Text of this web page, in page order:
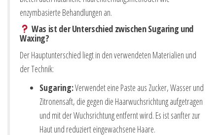
enzymbasierte Behandlungen an.
Was ist der Unterschied zwischen Sugaring und
Waxing?
Der Hauptunterschied liegt in den verwendeten Materialien und
der Technik:
Sugaring:Verwendet eine Paste aus Zucker, Wasser und
Zitronensaft, die gegen die Haarwuchsrichtung aufgetragen
und mit der Wuchsrichtung entfernt wird. Es ist sanfter zur
Haut und reduziert eingewachsene Haare.